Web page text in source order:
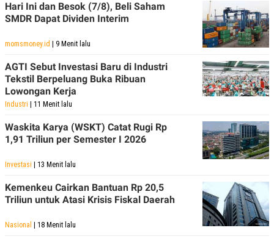
Hari Ini dan Besok (7/8), Beli Saham
SMDR Dapat Dividen Interim
momsmoney.id | 9 Menit lalu
AGTI Sebut Investasi Baru di Industri
Tekstil Berpeluang Buka Ribuan
Lowongan Kerja
Industri | 11 Menit lalu
Waskita Karya (WSKT) Catat Rugi Rp
1,91 Triliun per Semester I 2026
Investasi | 13 Menit lalu
Kemenkeu Cairkan Bantuan Rp 20,5
Triliun untuk Atasi Krisis Fiskal Daerah
Nasional | 18 Menit lalu